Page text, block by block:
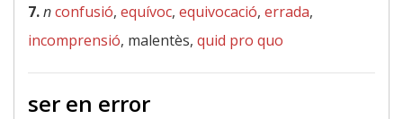
7.nconfusió, equívoc, equivocació, errada,
incomprensió, malentès, quid pro quo
ser en error